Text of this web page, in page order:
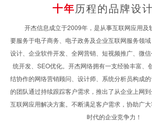
十年历程的品牌设
开杰信息成立于2009年，是从事互联网应用及
要服务于电子商务、电子政务及企业互联网服务领
设计、企业软件开发、全网营销、短视频推广、微
统开发、SEO优化。开杰网络拥有一支经验丰富、
结协作的网络营销顾问、设计师、系统分析员构成
的团队通过持续跟踪客户需求，推出了从企业上网
互联网应用解决方案。不断满足客户需求，协助广
时代的企业竞争力！